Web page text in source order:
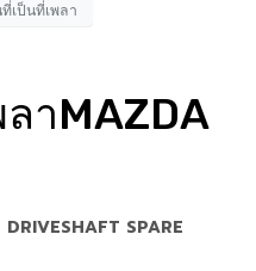
เป็นที่เพลา
าMAZDA
SPARE